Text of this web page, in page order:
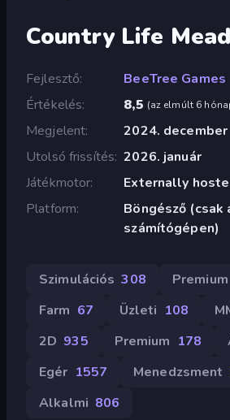
Country Life
Fejlesztő
BeeTree Games
Értékelés
8,5 (az elmúlt 6
Megjelent
2024. december
Utolsó frissítés 2026. január
Játékmotor
Externally
Platform
Böngésző (csak
számítógépen)
Szimulációs 308 Premium
Farm 67 Üzleti 108
2D 935 Premium 178
Egér 1557 Menedzsment
Alkalmi 806